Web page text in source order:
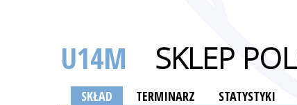
U14M SKLEP
SKŁAD TERMINARZ STATYSTYKI